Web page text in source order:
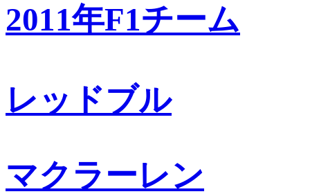
2011年F1チーム
レッドブル
マクラーレン